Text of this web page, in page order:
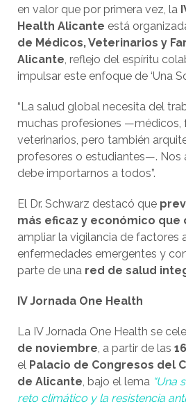
en valor que por primera vez, la
Health Alicante está
de Médicos, Veterinarios y
Alicante, reflejo del espíritu
impulsar este enfoque de ‘Una
“La salud global necesita del
muchas profesiones —médicos,
veterinarios, pero también
profesores o estudiantes—. Nos
debe importarnos a todos”.
El Dr. Schwarz destacó que
más eficaz y económico que
ampliar la vigilancia de factores
enfermedades emergentes y
parte de una red de salud
IV Jornada One Health
La IV Jornada One Health se
de noviembre, a partir de las
el Palacio de Congresos del
de Alicante, bajo el lema “Una
reto climático y la resistencia